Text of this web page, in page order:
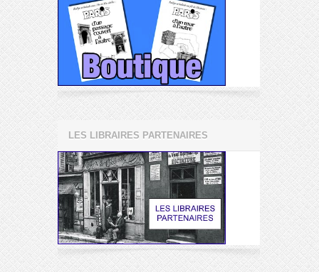
LES LIBRAIRES PARTENAIRES